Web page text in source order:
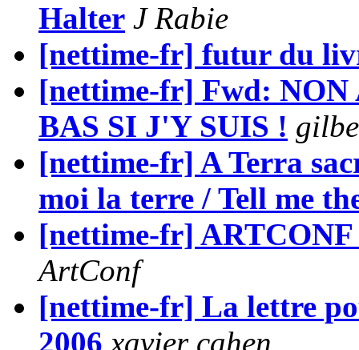
Halter J Rabie
[nettime-fr] futur du
[nettime-fr] Fwd:
BAS SI J'Y SUIS !
[nettime-fr] A Terra
moi la terre / Tell me
[nettime-fr] ARTCONF
ArtConf
[nettime-fr] La lettre
2006 xavier cahen